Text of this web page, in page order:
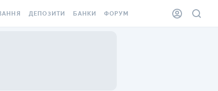
ДЕПОЗИТИ БАНКИ ФОРУМ